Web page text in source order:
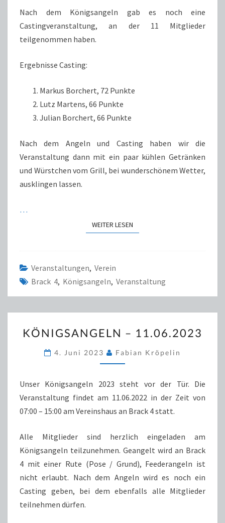
Nach dem Königsangeln gab es noch eine
Castingveranstaltung, an der 11 Mitglieder
teilgenommen haben.
Ergebnisse Casting:
Markus Borchert, 72 Punkte
Lutz Martens, 66 Punkte
Julian Borchert, 66 Punkte
Nach dem Angeln und Casting haben wir die
Veranstaltung dann mit ein paar kühlen Getränken
und Würstchen vom Grill, bei wunderschönem Wetter,
ausklingen lassen.
…
WEITER LESEN
Veranstaltungen, Verein
Brack 4, Königsangeln, Veranstaltung
–
11.06.2023
KÖNIGSANGELN – 11.06.2023
4. Juni 2023 Fabian Kröpelin
Unser Königsangeln 2023 steht vor der Tür. Die
Veranstaltung findet am 11.06.2022 in der Zeit von
07:00 – 15:00 am Vereinshaus an Brack 4 statt.
Alle Mitglieder sind herzlich eingeladen am
Königsangeln teilzunehmen. Geangelt wird an Brack
4 mit einer Rute (Pose / Grund), Feederangeln ist
nicht erlaubt. Nach dem Angeln wird es noch ein
Casting geben, bei dem ebenfalls alle Mitglieder
teilnehmen dürfen.